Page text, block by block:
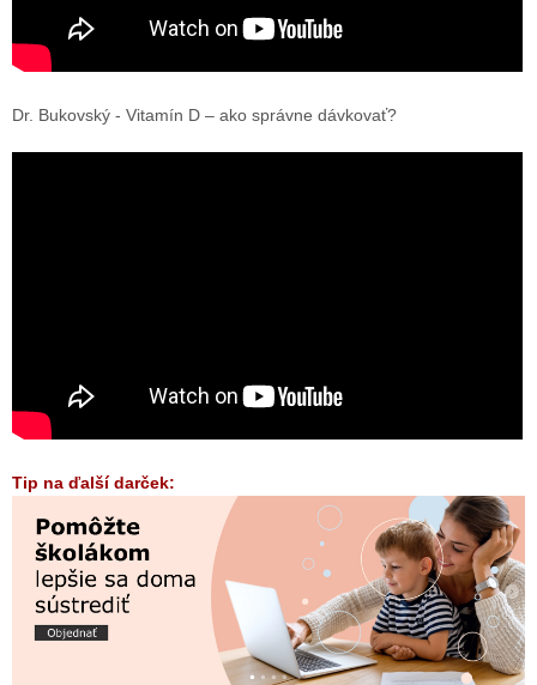
Dr. Bukovský - Vitamín D – ako správne dávkovať?
Tip na ďalší darček: